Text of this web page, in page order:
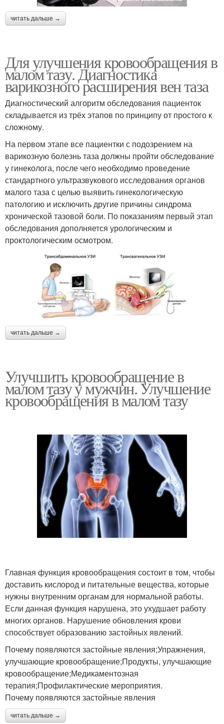
читать дальше →
Для улучшения кровообращения в
малом тазу. Диагностика
варикозного расширения вен таза
Диагностический алгоритм обследования пациенток
складывается из трёх этапов по принципу от простого к
сложному.
На первом этапе все пациентки с подозрением на
варикозную болезнь таза должны пройти обследование
у гинеколога, после чего необходимо проведение
стандартного ультразвукового исследования органов
малого таза с целью выявить гинекологическую
патологию и исключить другие причины синдрома
хронической тазовой боли. По показаниям первый этап
обследования дополняется урологическим и
проктологическим осмотром.
читать дальше →
Улучшить кровообращение в
малом тазу у мужчин. Улучшение
кровообращения в малом тазу
Главная функция кровообращения состоит в том, чтобы
доставить кислород и питательные вещества, которые
нужны внутренним органам для нормальной работы.
Если данная функция нарушена, это ухудшает работу
многих органов. Нарушение обновления крови
способствует образованию застойных явлений.
Почему появляются застойные явления;Упражнения,
улучшающие кровообращение;Продукты, улучшающие
кровообращение;Медикаментозная
терапия;Профилактические мероприятия.
Почему появляются застойные явления
читать дальше →